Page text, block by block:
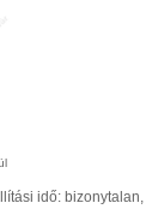
idő: